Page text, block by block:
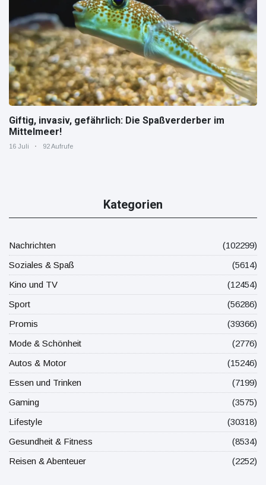
Giftig, invasiv, gefährlich: Die Spaßverderber im
Mittelmeer!
16 Juli 92 Aufrufe
Kategorien
Nachrichten
(102299)
Soziales & Spaß
(5614)
Kino und TV
(12454)
Sport
(56286)
Promis
(39366)
Mode & Schönheit
(2776)
Autos & Motor
(15246)
Essen und Trinken
(7199)
Gaming
(3575)
Lifestyle
(30318)
Gesundheit & Fitness
(8534)
Reisen & Abenteuer
(2252)